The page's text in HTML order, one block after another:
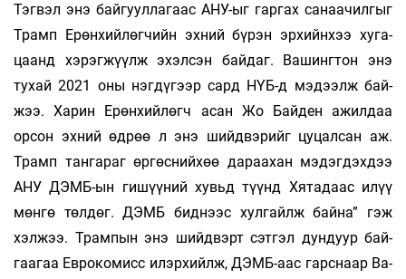
Тэгвэл энэ бай­гуул­лагаас АНУ-ыг гаргах санаачилгыг
Трамп Ерөн­хийлөгчийн эхний бүрэн эрхийнхээ хуга­
цаанд хэ­рэгжүүлж эхэлсэн байдаг. Вашингтон энэ
тухай 2021 оны нэгдүгээр сард НҮБ-д мэдээлж бай­
жээ. Харин Ерөнхийлөгч асан Жо Байден ажил­­даа
орсон эхний өдрөө л энэ шийдвэрийг цу­­цал­сан аж.
Трамп тангараг өргөснийхөө да­раа­­хан мэдэгдэхдээ
АНУ ДЭМБ-ын ги­шүү­ний хувьд түүнд Хятадаас илүү
мөнгө төлдөг. ДЭМБ бид­нээс хулгайлж байна” гэж
хэлжээ. Трам­пын энэ шийдвэрт сэтгэл дундуур бай­
гаа­гаа Ев­ро­ко­мисс илэрхийлж, ДЭМБ-аас гарс­наар Ва­